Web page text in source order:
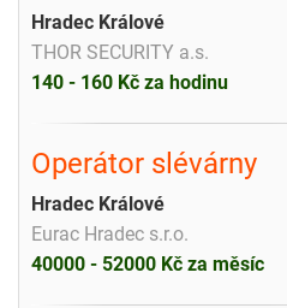
Hradec Králové
THOR SECURITY a.s.
140 - 160 Kč za hodinu
Operátor slévárny
Hradec Králové
Eurac Hradec s.r.o.
40000 - 52000 Kč za měsíc